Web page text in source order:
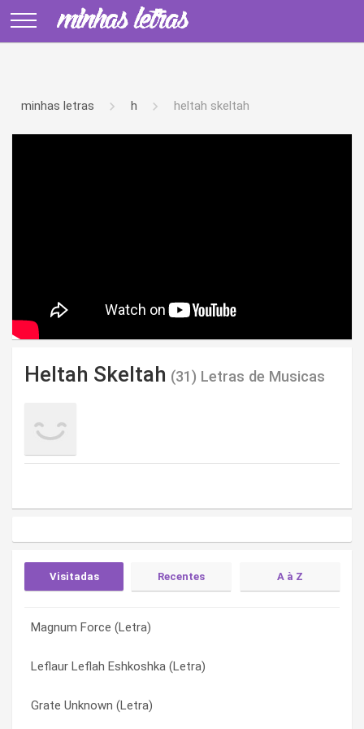
minhas letras h heltah skeltah
Heltah Skeltah (31) Letras de Musicas
Visitadas Recentes A à Z
Magnum Force (Letra)
Leflaur Leflah Eshkoshka (Letra)
Grate Unknown (Letra)
Operation Lockdown (Letra)
Grate Unknown (Letra)
Prowl (Letra)
2 Keys I (skit) (Letra)
2 Keys Ii (Letra)
2 Keys Ii. (Letra)